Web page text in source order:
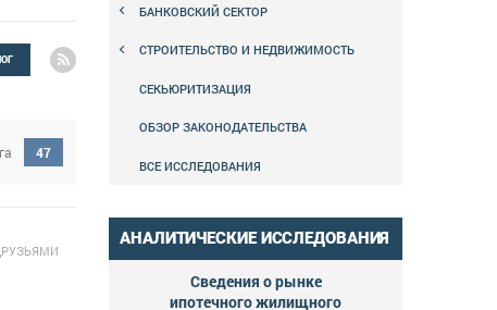
47
БАНКОВСКИЙ СЕКТОР
СТРОИТЕЛЬСТВО И НЕДВИЖИМОСТЬ
СЕКЬЮРИТИЗАЦИЯ
ОБЗОР ЗАКОНОДАТЕЛЬСТВА
ВСЕ ИССЛЕДОВАНИЯ
АНАЛИТИЧЕСКИЕ ИССЛЕДОВАНИЯ
Сведения о рынке
ипотечного жилищного